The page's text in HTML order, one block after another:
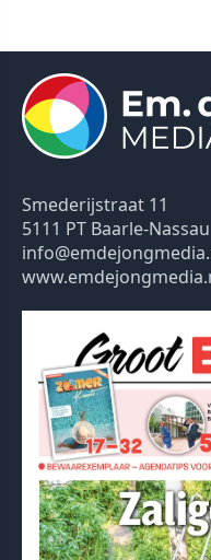
Smederijstraat 11
5111 PT Baarle-Nassau